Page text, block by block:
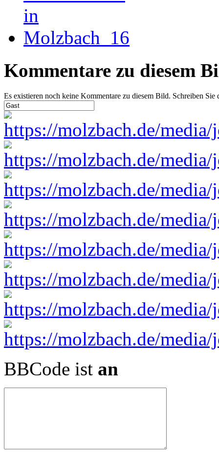
Kommentare zu diesem
Es existieren noch keine Kommentare zu diesem Bild. Schreiben Sie
BBCode ist an